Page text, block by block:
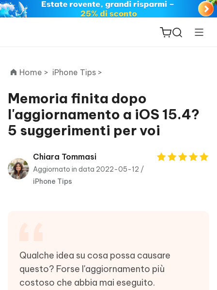
ReiBoot
for iOS
PDNob
PDF
Editor
New
Home > iPhone Tips >
Memoria finita dopo
l'aggiornamento a iOS 15.4?
5 suggerimenti per voi
Chiara Tommasi
Aggiornato in data 2022-05-12 /
iPhone Tips
Qualche idea su cosa possa causare
questo? Forse l'aggiornamento più
costoso che abbia mai eseguito.